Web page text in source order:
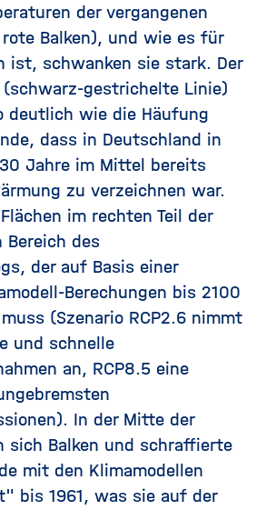
der vergangenen
Balken), und wie es für
ist, schwanken sie stark. Der
(schwarz-gestrichelte Linie)
deutlich wie die Häufung
dass in Deutschland in
Jahre im Mittel bereits
zu verzeichnen war.
im rechten Teil der
Bereich des
der auf Basis einer
Berechungen bis 2100
(Szenario RCP2.6 nimmt
und schnelle
an, RCP8.5 eine
In der Mitte der
sich Balken und schraffierte
mit den Klimamodellen
bis 1961, was sie auf der